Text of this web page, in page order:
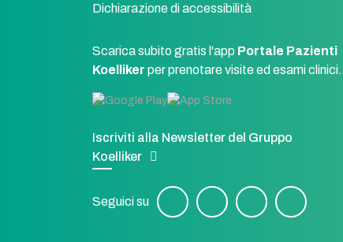
Dichiarazione di accessibilità
Scarica subito gratis l'app Portale Pazienti
Koelliker per prenotare visite ed esami clinici.
Iscriviti alla Newsletter del Gruppo
Koelliker
Seguici su